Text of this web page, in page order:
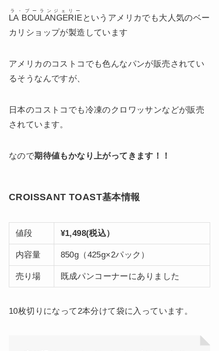
LA BOULANGERIE
ラ・ブーランジェリー
というアメリカでも大人気のベー
カリショップが製造しています
アメリカのコストコでも色んなパンが販売されてい
るそうなんですが、
日本のコストコでも冷凍のクロワッサンなどが販売
されています。
なので期待値もかなり上がってきます！！
CROISSANT TOAST基本情報
値段 ¥1,498(税込）
内容量 850g（425g×2パック）
売り場 既成パンコーナーにありました
10枚切りになって2本分けて袋に入っています。